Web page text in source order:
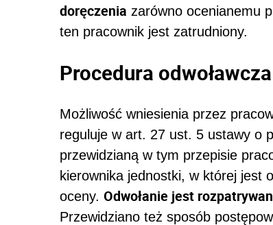
doręczenia zarówno ocenianemu
ten pracownik jest zatrudniony.
Procedura odwoławcza
Możliwość wniesienia przez
reguluje w art. 27 ust. 5 ustawy o
przewidzianą w tym przepisie
kierownika jednostki, w której jest
oceny. Odwołanie jest
Przewidziano też sposób